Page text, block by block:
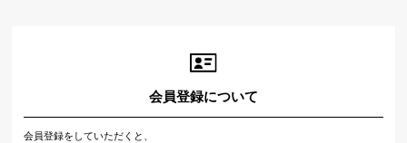
会員登録について
会員登録をしていただくと、